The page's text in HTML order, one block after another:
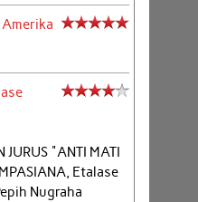
Amerika
JURUS "ANTI MATI
Etalase
Nugraha